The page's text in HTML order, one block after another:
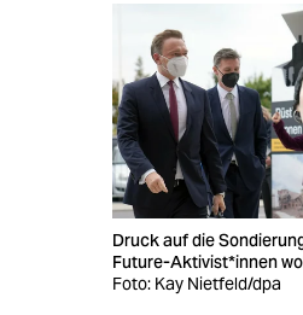
wahrheit
veranstaltungenDruck auf die
Future-Aktivist*innen
Foto: Kay Nietfeld/dpa